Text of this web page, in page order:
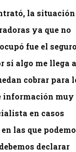
la situación
ya que no
fue el seguro
si algo me llega a
cobrar para
información muy
en casos
las que
declarar